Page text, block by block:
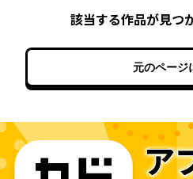
該当する作品が見つ
元のページ